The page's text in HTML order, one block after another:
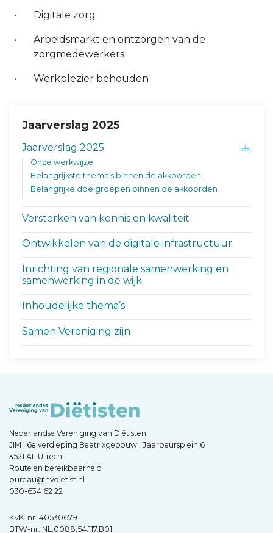
Digitale zorg
Arbeidsmarkt en ontzorgen van de
zorgmedewerkers
Werkplezier behouden
Jaarverslag 2025
Jaarverslag 2025
Onze werkwijze
Belangrijkste thema’s binnen de akkoorden
Belangrijke doelgroepen binnen de akkoorden
Versterken van kennis en kwaliteit
Ontwikkelen van de digitale infrastructuur
Inrichting van regionale samenwerking en
samenwerking in de wijk
Inhoudelijke thema’s
Samen Vereniging zijn
Nederlandse Vereniging van Diëtisten
JIM | 6e verdieping Beatrixgebouw | Jaarbeursplein 6
3521 AL Utrecht
Route en bereikbaarheid
bureau@nvdietist.nl
030-634 62 22
KvK-nr. 40530679
BTW-nr. NL.0088.54.117.B01